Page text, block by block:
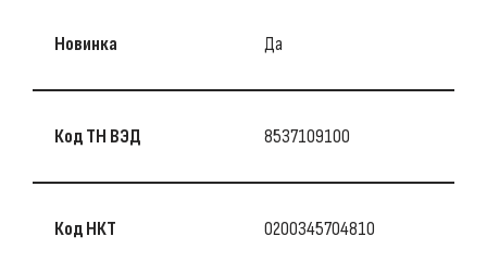
Новинка Да
Код ТН ВЭД 8537109100
Код НКТ 0200345704810